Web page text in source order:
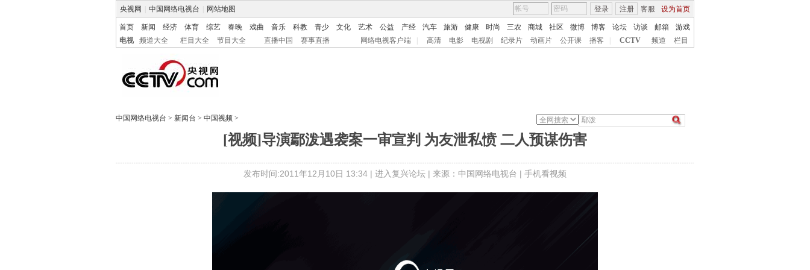
央视网 中国网络电视台 网站地图 客服 设为首页
登录 注册
首页 新闻 经济 体育 综艺 春晚 戏曲 音乐 科教 青少 文化 艺术 公益 产经 汽车 旅游 健康 时尚 三农 商城 社区 微博 博客 论坛 访谈 邮箱
游戏
电视
频道大全 栏目大全 节目大全 直播中国 赛事直播 网络电视客户端 高清 电影 电视剧 纪录片 动画片 公开课 播客 CCTV 频道 栏目
中国网络电视台 > 新闻台 > 中国视频 >
[视频]导演鄢泼遇袭案一审宣判 为友泄私愤 二人预谋伤害
发布时间:2011年12月10日 13:34 | 进入复兴论坛 | 来源：中国网络电视台 | 手机看视频